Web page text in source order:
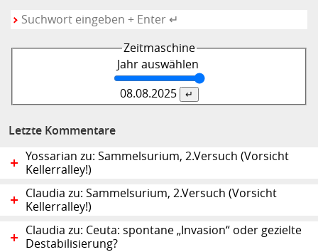
Zeitmaschine
Jahr auswählen
08.08.2025
Letzte Kommentare
Yossarian zu: Sammelsurium, 2.Versuch (Vorsicht
Kellerralley!)
Claudia zu: Sammelsurium, 2.Versuch (Vorsicht
Kellerralley!)
Claudia zu: Ceuta: spontane „Invasion“ oder gezielte
Destabilisierung?